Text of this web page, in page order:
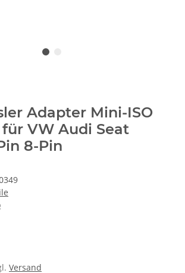
Adapter Mini-ISO
VW Audi Seat
8-Pin
Versand